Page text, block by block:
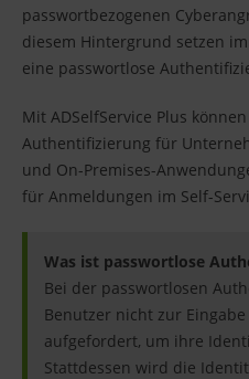
passwortbezogenen
diesem Hintergrund setzen
eine passwortlose
Mit ADSelfService Plus
Authentifizierung für
und On-Premises-
für Anmeldungen im Self-
Was ist passwortlose
Bei der passwortlosen
Benutzer nicht zur
aufgefordert, um ihre
Stattdessen wird die